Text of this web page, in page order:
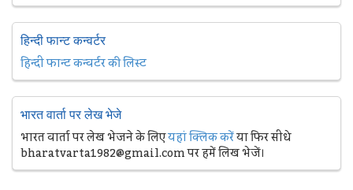
हिन्दी फान्ट कन्वर्टर
हिन्दी फान्ट कन्वर्टर की लिस्ट
भारत वार्ता पर लेख भेजे
भारत वार्ता पर लेख भेजने के लिएयहां क्लिक करेंया फिर सीधे
bharatvarta1982@gmail.com पर हमें लिख भेजें।